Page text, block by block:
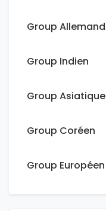
Group Allemand
Group Indien
Group Asiatique
Group Coréen
Group Européen